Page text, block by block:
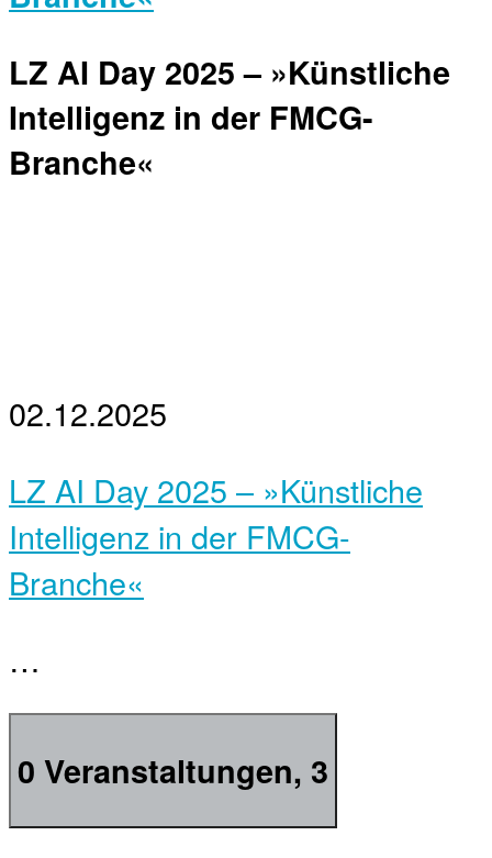
LZ AI Day 2025 – »Künstliche
Intelligenz in der FMCG-
Branche«
02.12.2025
LZ AI Day 2025 – »Künstliche
Intelligenz in der FMCG-
Branche«
…
0 Veranstaltungen, 3